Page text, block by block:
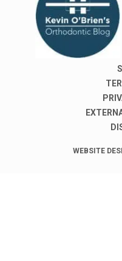
WEBSITE